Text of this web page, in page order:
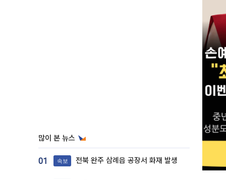
많이 본 뉴스
01 속보 전북 완주 삼례읍 공장서 화재 발생